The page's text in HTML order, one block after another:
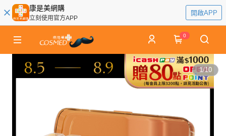
康是美網購
立刻使用官方APP
開啟APP
0
1/10